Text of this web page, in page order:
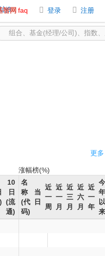
j9首页 -九游
j9
智网 faq 登录 注册
更多
10
日
(流
通)
10
日
(总)
跌
幅
(%)
涨幅榜(%)
名
称
(代
码)
当
日
近
一
周
近
一
月
近
三
月
近
六
月
近
一
年
今
年
以
来